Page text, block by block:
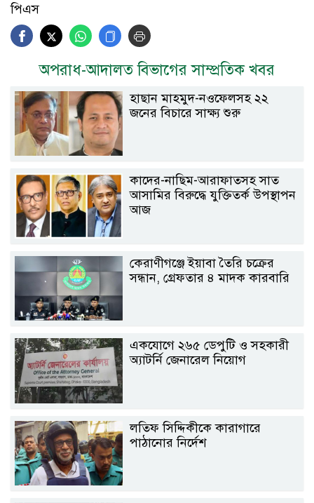
পিএস
অপরাধ-আদালত বিভাগের সাম্প্রতিক খবর
হাছান মাহমুদ-নওফেলসহ ২২
জনের বিচারে সাক্ষ্য শুরু
কাদের-নাছিম-আরাফাতসহ সাত
আসামির বিরুদ্ধে যুক্তিতর্ক উপস্থাপন
আজ
কেরাণীগঞ্জে ইয়াবা তৈরি চক্রের
সন্ধান, গ্রেফতার ৪ মাদক কারবারি
একযোগে ২৬৫ ডেপুটি ও সহকারী
অ্যাটর্নি জেনারেল নিয়োগ
লতিফ সিদ্দিকীকে কারাগারে
পাঠানোর নির্দেশ